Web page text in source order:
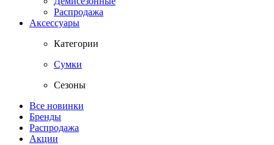
Распродажа
Аксессуары
Категории
Сумки
Сезоны
Все новинки
Бренды
Распродажа
Акции